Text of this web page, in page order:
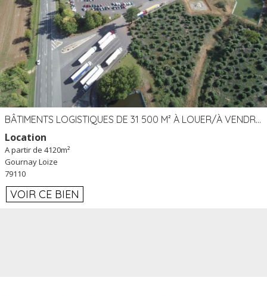
BÂTIMENTS LOGISTIQUES DE 31 500 M² À LOUER/À VENDRE SUR UN SITE DE 17 HA (79)
Location
A partir de 4120m²
Gournay Loize
79110
VOIR CE BIEN